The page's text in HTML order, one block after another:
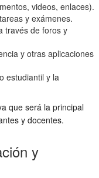
videos, enlaces).
y exámenes.
través de foros y
y otras aplicaciones
estudiantil y la
que será la principal
y docentes.
y